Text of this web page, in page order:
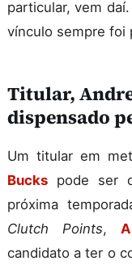
particular, vem
vínculo sempre foi
Titular,
dispensado
Um titular em
Bucks pode ser
próxima
Clutch Points,
candidato a ter o